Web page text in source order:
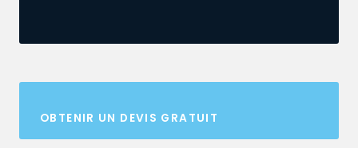
OBTENIR UN DEVIS GRATUIT